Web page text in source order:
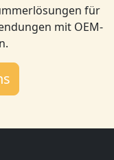
für
mit OEM-